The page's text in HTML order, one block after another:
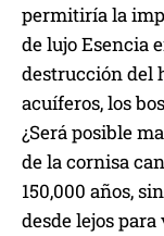
permitiría la
de lujo Esencia
destrucción del
acuíferos, los
¿Será posible
de la cornisa
150,000 años,
desde lejos